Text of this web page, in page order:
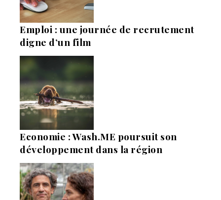
Emploi : une journée de recrutement
digne d’un film
Economie : Wash.ME poursuit son
développement dans la région